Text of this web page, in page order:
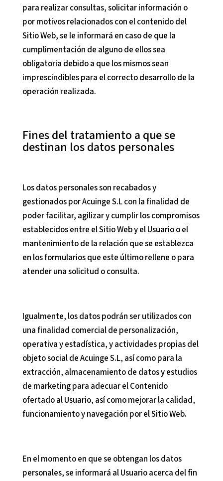
para realizar consultas, solicitar información o
por motivos relacionados con el contenido del
Sitio Web, se le informará en caso de que la
cumplimentación de alguno de ellos sea
obligatoria debido a que los mismos sean
imprescindibles para el correcto desarrollo de la
operación realizada.
Fines del tratamiento a que se
destinan los datos personales
Los datos personales son recabados y
gestionados porAcuinge S.Lcon la finalidad de
poder facilitar, agilizar y cumplir los compromisos
establecidos entre el Sitio Web y el Usuario o el
mantenimiento de la relación que se establezca
en los formularios que este último rellene o para
atender una solicitud o consulta.
Igualmente, los datos podrán ser utilizados con
una finalidad comercial de personalización,
operativa y estadística, y actividades propias del
objeto social deAcuinge S.L, así como para la
extracción, almacenamiento de datos y estudios
de marketing para adecuar el Contenido
ofertado al Usuario, así como mejorar la calidad,
funcionamiento y navegación por el Sitio Web.
En el momento en que se obtengan los datos
personales, se informará al Usuario acerca del fin